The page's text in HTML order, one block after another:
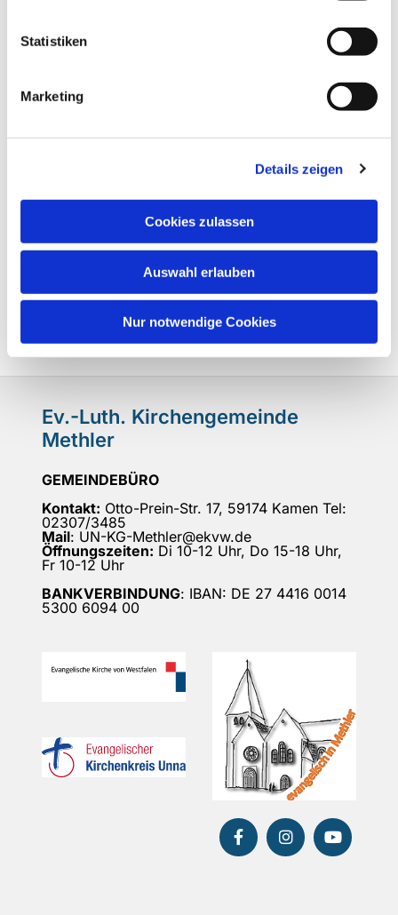
Statistiken
Marketing
Details zeigen
Cookies zulassen
Auswahl erlauben
Nur notwendige Cookies
Ev.-Luth. Kirchengemeinde
Methler
GEMEINDEBÜRO
Kontakt: Otto-Prein-Str. 17, 59174 Kamen Tel:
02307/3485
Mail: UN-KG-Methler@ekvw.de
Öffnungszeiten: Di 10-12 Uhr, Do 15-18 Uhr,
Fr 10-12 Uhr
BANKVERBINDUNG: IBAN: DE 27 4416 0014
5300 6094 00